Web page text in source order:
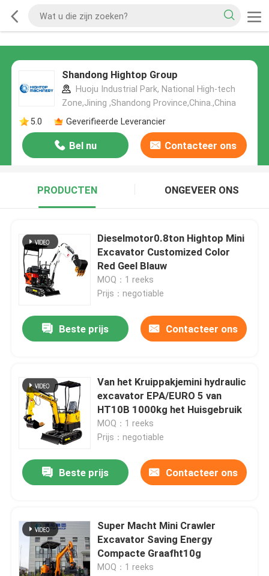
Shandong Hightop Group
Huoju Industrial Park, National High-tech
Zone,Jining ,Shandong Province,China.,China
5.0
Geverifieerde Leverancier
Bel nu Contacteer ons
PRODUCTEN ONGEVEER ONS
Dieselmotor0.8ton Hightop Mini
Excavator Customized Color
Red Geel Blauw
MOQ：1 reeks
Prijs：negotiable
Beste prijs Contacteer ons
Van het Kruippakjemini hydraulic
excavator EPA/EURO 5 van
HT10B 1000kg het Huisgebruik
MOQ：1 reeks
Prijs：negotiable
Beste prijs Contacteer ons
Super Macht Mini Crawler
Excavator Saving Energy
Compacte Graafht10g
MOQ：1 reeks